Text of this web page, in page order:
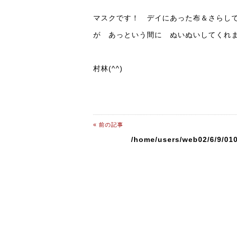
マスクです！ デイにあった布＆さらし
が あっという間に ぬいぬいしてくれ
村林(^^)
« 前の記事
/home/users/web02/6/9/